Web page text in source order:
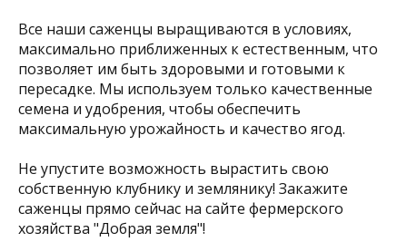
Все наши саженцы выращиваются в условиях,
максимально приближенных к естественным, что
позволяет им быть здоровыми и готовыми к
пересадке. Мы используем только качественные
семена и удобрения, чтобы обеспечить
максимальную урожайность и качество ягод.
Не упустите возможность вырастить свою
собственную клубнику и землянику! Закажите
саженцы прямо сейчас на сайте фермерского
хозяйства "Добрая земля"!